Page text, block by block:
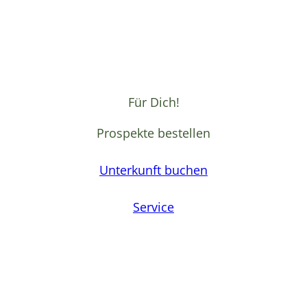
Für Dich!
Prospekte bestellen
Unterkunft buchen
Service